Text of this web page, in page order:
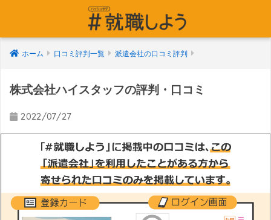
ホーム 口コミ評判一覧 派遣会社の口コミ評判
株式会社ハイスタッフの評判・口コミ
2022/07/27